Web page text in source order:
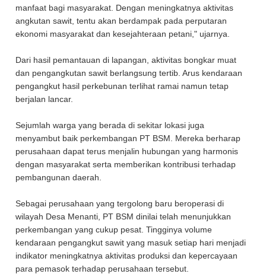
manfaat bagi masyarakat. Dengan meningkatnya aktivitas
angkutan sawit, tentu akan berdampak pada perputaran
ekonomi masyarakat dan kesejahteraan petani," ujarnya.
Dari hasil pemantauan di lapangan, aktivitas bongkar muat
dan pengangkutan sawit berlangsung tertib. Arus kendaraan
pengangkut hasil perkebunan terlihat ramai namun tetap
berjalan lancar.
Sejumlah warga yang berada di sekitar lokasi juga
menyambut baik perkembangan PT BSM. Mereka berharap
perusahaan dapat terus menjalin hubungan yang harmonis
dengan masyarakat serta memberikan kontribusi terhadap
pembangunan daerah.
Sebagai perusahaan yang tergolong baru beroperasi di
wilayah Desa Menanti, PT BSM dinilai telah menunjukkan
perkembangan yang cukup pesat. Tingginya volume
kendaraan pengangkut sawit yang masuk setiap hari menjadi
indikator meningkatnya aktivitas produksi dan kepercayaan
para pemasok terhadap perusahaan tersebut.